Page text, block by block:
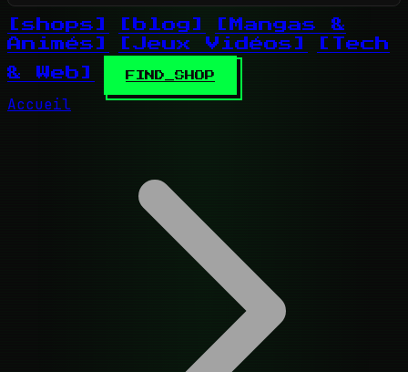
[shops] [blog]
[Mangas &
Animés]
[Jeux Vidéos]
[Tech
& Web]
FIND_SHOP
Accueil